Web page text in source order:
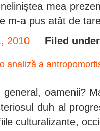
mea
m-a pus atât de
2010 Filed under
analiză a
oamenii?
duh al
culturalizante,